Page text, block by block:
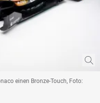
einen Bronze-Touch, Foto: